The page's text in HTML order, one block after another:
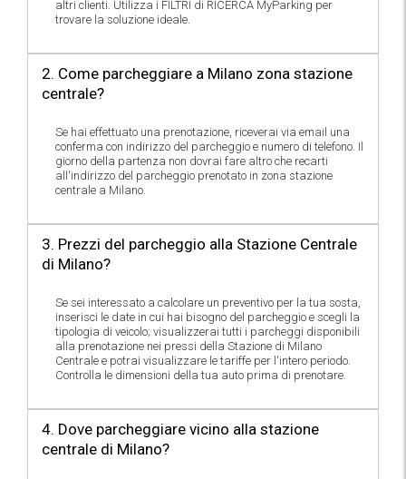
altri clienti. Utilizza i FILTRI di RICERCA MyParking per
trovare la soluzione ideale.
2. Come parcheggiare a Milano zona stazione
centrale?
Se hai effettuato una prenotazione, riceverai via email una
conferma con indirizzo del parcheggio e numero di telefono. Il
giorno della partenza non dovrai fare altro che recarti
all'indirizzo del parcheggio prenotato in zona stazione
centrale a Milano.
3. Prezzi del parcheggio alla Stazione Centrale
di Milano?
Se sei interessato a calcolare un preventivo per la tua sosta,
inserisci le date in cui hai bisogno del parcheggio e scegli la
tipologia di veicolo; visualizzerai tutti i parcheggi disponibili
alla prenotazione nei pressi della Stazione di Milano
Centrale e potrai visualizzare le tariffe per l'intero periodo.
Controlla le dimensioni della tua auto prima di prenotare.
4. Dove parcheggiare vicino alla stazione
centrale di Milano?